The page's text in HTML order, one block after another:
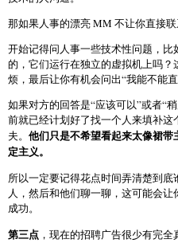
那如果人事的漂亮 MM 不让你直接
开始记得问人事一些技术性问题，
的，它们运行在独立的虚拟机上吗
烦，最后让你有机会问出“我能不能
如果对方的回答是“应该可以”或者“
前就已经计划好了找一个人来填补
夫。 他们只是不希望看起来太像裙
定主义。
所以一定要记得花点时间弄清楚到
人，然后和他们聊一聊，这可能会
成功。
第三点 ，现在的招聘广告很少有完全